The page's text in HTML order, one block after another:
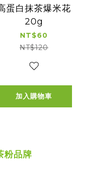
蛋白抹茶爆米花
20g
NT$60
NT$120
加入購物車
粉品牌